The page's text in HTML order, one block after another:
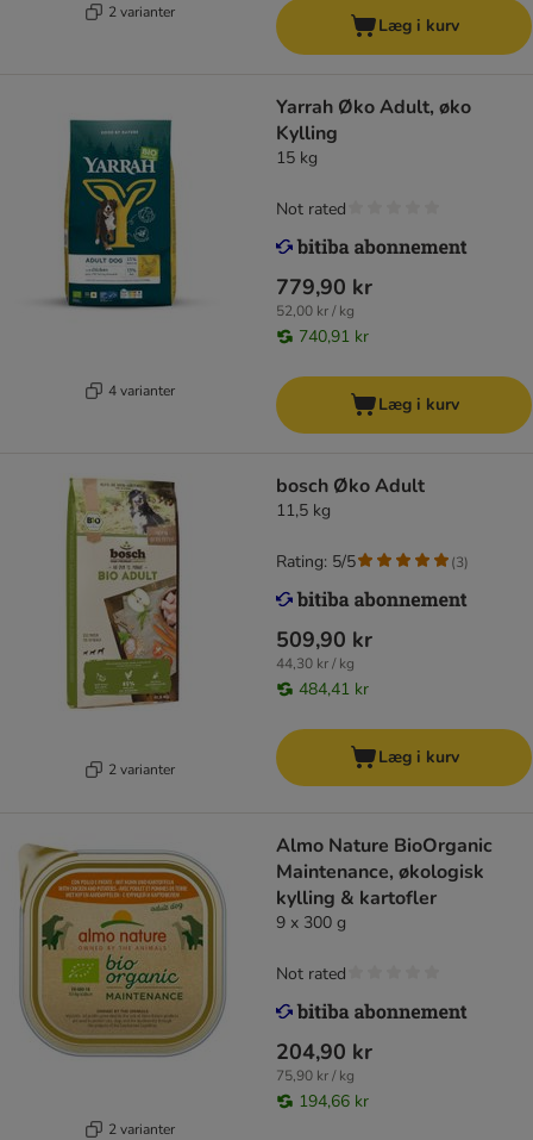
2 varianter
Læg i kurv
4 varianter
Yarrah Øko Adult, øko
Kylling
15 kg
779,90 kr
52,00 kr / kg
740,91 kr
Not rated
Læg i kurv
2 varianter
bosch Øko Adult
11,5 kg
509,90 kr
44,30 kr / kg
484,41 kr
Rating: 5/5 (3)
Læg i kurv
2 varianter
Almo Nature BioOrganic
Maintenance, økologisk
kylling & kartofler
9 x 300 g
204,90 kr
75,90 kr / kg
194,66 kr
Not rated